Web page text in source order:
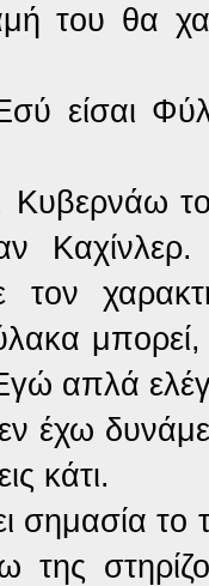
του θα
είσαι
Κυβερνάω
τον
μπορεί,
απλά
έχω
κάτι.
σημασία το